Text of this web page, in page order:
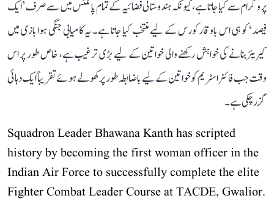
پروگرام سے کیا جاتا ہے، کیونکہ ہندوستانی فضائیہ کے تمام پائلٹس میں سے صرف ’ایک
فیصد‘ کو ہی اس باوقار کورس کے لیے منتخب کیا جاتا ہے۔ یہ کامیابی جنگی ہوا بازی میں
کیریئر بنانے کی خواہش رکھنے والی خواتین کے لیے بڑی ترغیب ہے، خاص طور پر اس
وقت جب فائٹر اسٹریم کو خواتین کے لیے باضابطہ طور پر کھولے ہوئے تقریباً ایک دہائی
گزر چکی ہے۔
Squadron Leader Bhawana Kanth has scripted
history by becoming the first woman officer in the
Indian Air Force to successfully complete the elite
Fighter Combat Leader Course at TACDE, Gwalior.